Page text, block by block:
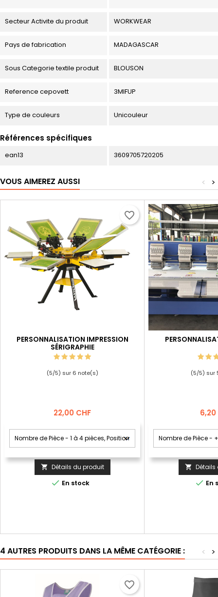
Secteur Activite du produit WORKWEAR
Pays de fabrication MADAGASCAR
Sous Categorie textile produit BLOUSON
Reference cepovett 3MIFUP
Type de couleurs Unicouleur
Références spécifiques
ean13 3609705720205
VOUS AIMEREZ AUSSI >
<
PERSONNALISATION IMPRESSION
SÉRIGRAPHIE
(5/5) sur 6 note(s)
Prix
22,00 CHF
 Détails du produit
 En stock
favorite_border
(5/5) sur
Prix
6,20
 Détails
 En
4 AUTRES PRODUITS DANS LA MÊME CATÉGORIE : >
<
favorite_border